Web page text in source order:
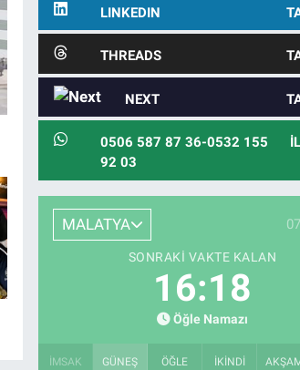
LINKEDIN
THREADS
NEXT
0506 587 87 36-0532 155
92 03
MALATYA
SONRAKI VAKTE KALAN
16:16
Öğle Namazı
İMSAK GÜNEŞ ÖĞLE İKINDI